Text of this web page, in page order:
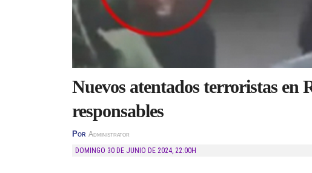
Nuevos atentados terroristas en
responsables
Por Administrator
DOMINGO 30 DE JUNIO DE 2024, 22:00H